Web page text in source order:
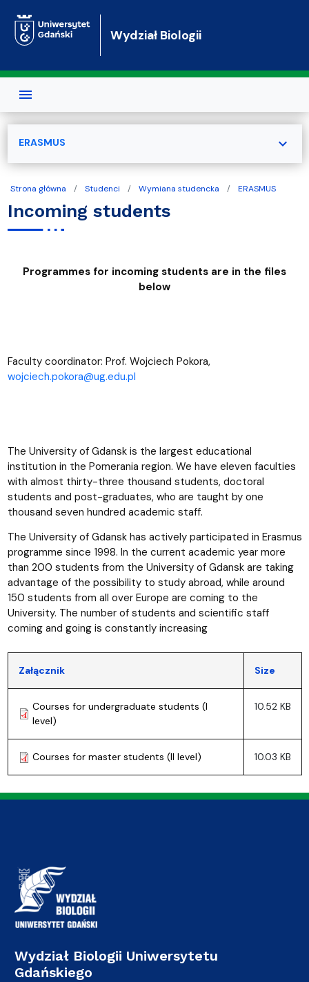
Wydział Biologii
Strona główna Studenci Wymiana studencka ERASMUS
Incoming students
Programmes for incoming students are in the files
below
Faculty coordinator: Prof. Wojciech Pokora,
wojciech.pokora@ug.edu.pl
The University of Gdansk is the largest educational
institution in the Pomerania region. We have eleven faculties
with almost thirty-three thousand students, doctoral
students and post-graduates, who are taught by one
thousand seven hundred academic staff.
The University of Gdansk has actively participated in Erasmus
programme since 1998. In the current academic year more
than 200 students from the University of Gdansk are taking
advantage of the possibility to study abroad, while around
150 students from all over Europe are coming to the
University. The number of students and scientific staff
coming and going is constantly increasing
Załącznik Size
Courses for undergraduate students (I
level)
10.52 KB
Courses for master students (II level) 10.03 KB
ERASMUS expand_more
Wydział Biologii Uniwersytetu
Gdańskiego